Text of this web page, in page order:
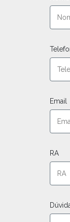
Email
RA